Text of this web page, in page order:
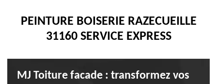
PEINTURE BOISERIE RAZECUEILLE
31160 SERVICE EXPRESS
MJ Toiture facade : transformez vos